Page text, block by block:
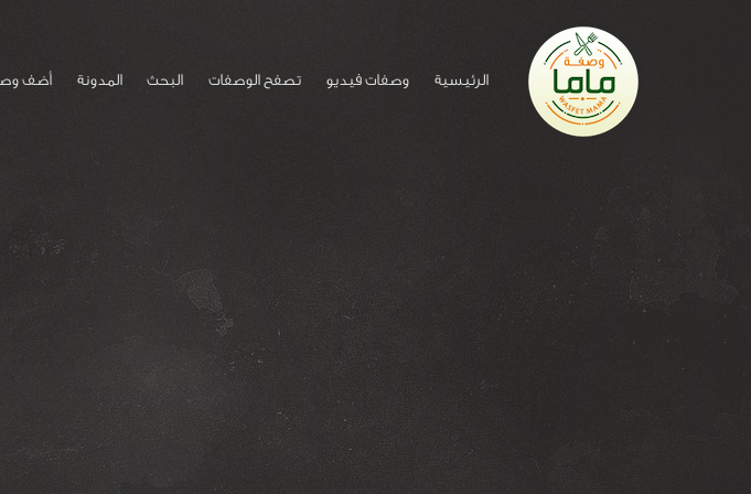
الرئيسية وصفات فيديو تصفح الوصفات البحث المدونة أضف